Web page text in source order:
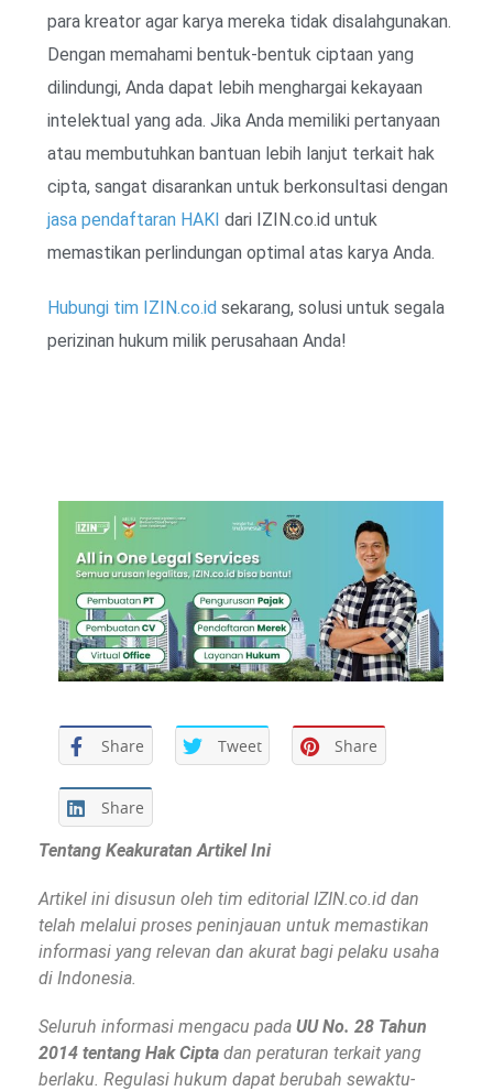
para kreator agar karya mereka tidak disalahgunakan.
Dengan memahami bentuk-bentuk ciptaan yang
dilindungi, Anda dapat lebih menghargai kekayaan
intelektual yang ada. Jika Anda memiliki pertanyaan
atau membutuhkan bantuan lebih lanjut terkait hak
cipta, sangat disarankan untuk berkonsultasi dengan
jasa pendaftaran HAKI dari IZIN.co.id untuk
memastikan perlindungan optimal atas karya Anda.
Hubungi tim IZIN.co.id sekarang, solusi untuk segala
perizinan hukum milik perusahaan Anda!
Share Tweet Share
Share
Tentang Keakuratan Artikel Ini
Artikel ini disusun oleh tim editorial IZIN.co.id dan
telah melalui proses peninjauan untuk memastikan
informasi yang relevan dan akurat bagi pelaku usaha
di Indonesia.
Seluruh informasi mengacu pada UU No. 28 Tahun
2014 tentang Hak Cipta dan peraturan terkait yang
berlaku. Regulasi hukum dapat berubah sewaktu-